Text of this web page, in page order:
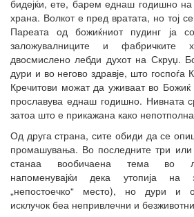
бидејќи, ете, барем еднаш годишно
храна. Волкот е пред вратата, но тој
Пареата од божиќниот пудинг ја
заложувалниците и фабричките
двосмислено лебди духот на Скруџ.
дури и во негово здравје, што госпоѓа
Кречитови можат да уживаат во Божиќ
прославува еднаш годишно. Нивната
затоа што е прикажана како
Од друга страна, сите обиди да се
промашувања. Во последните три или
станаа вообичаена тема во
напоменувајќи дека утопија на
„непостоечко“ место), но дури и
исклучок беа непривлечни и